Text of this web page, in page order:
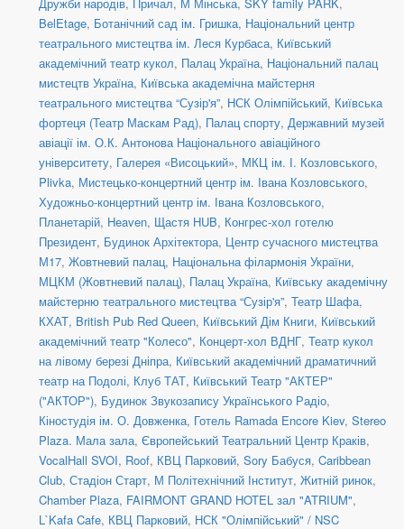
Дружби народів, Причал, М Мінська, SKY family PARK,
BelEtage, Ботанічний сад ім. Гришка, Національний центр
театрального мистецтва ім. Леся Курбаса, Київський
академічний театр кукол, Палац Україна, Національний палац
мистецтв Україна, Київська академічна майстерня
театрального мистецтва “Сузір'я”, НСК Олімпійський, Київська
фортеця (Театр Маскам Рад), Палац спорту, Державний музей
авіації ім. О.К. Антонова Національного авіаційного
університету, Галерея «Висоцький», МКЦ ім. І. Козловського,
Plivka, Мистецько-концертний центр ім. Івана Козловського,
Художньо-концертний центр ім. Івана Козловського,
Планетарій, Heaven, Щастя HUB, Конгрес-хол готелю
Президент, Будинок Архітектора, Центр сучасного мистецтва
М17, Жовтневий палац, Національна філармонія України,
МЦКМ (Жовтневий палац), Палац Україна, Київську академічну
майстерню театрального мистецтва “Сузір'я”, Театр Шафа,
КХАТ, British Pub Red Queen, Київський Дім Книги, Київський
академічний театр "Колесо", Концерт-хол ВДНГ, Театр кукол
на лівому березі Дніпра, Київський академічний драматичний
театр на Подолі, Клуб ТАТ, Київський Театр "АКТЕР"
("АКТОР"), Будинок Звукозапису Українського Радіо,
Кіностудія ім. О. Довженка, Готель Ramada Encore Kiev, Stereo
Plaza. Мала зала, Європейський Театральний Центр Краків,
VocalHall SVOI, Roof, КВЦ Парковий, Sory Бабуся, Caribbean
Club, Стадіон Старт, М Політехнічний Інститут, Житній ринок,
Chamber Plaza, FAIRMONT GRAND HOTEL зал "ATRIUM",
L`Kafa Cafe, КВЦ Парковий, НСК "Олімпійський" / NSC